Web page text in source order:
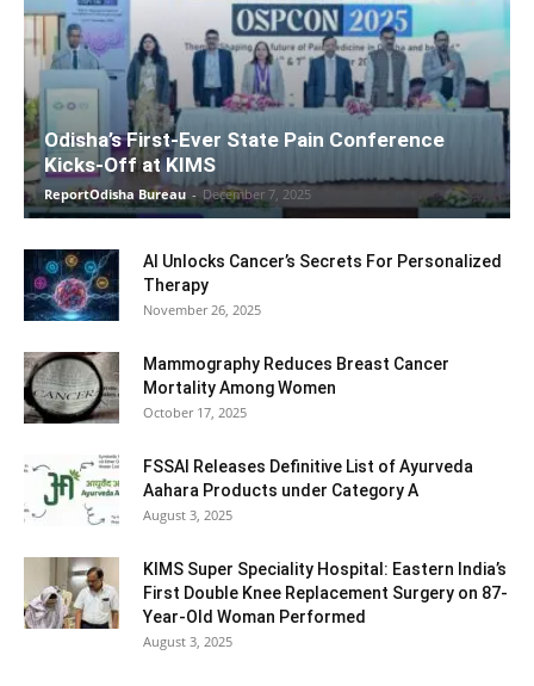
Odisha’s First-Ever State Pain Conference
Kicks-Off at KIMS
ReportOdisha Bureau - December 7, 2025
AI Unlocks Cancer’s Secrets For Personalized
Therapy
November 26, 2025
Mammography Reduces Breast Cancer
Mortality Among Women
October 17, 2025
FSSAI Releases Definitive List of Ayurveda
Aahara Products under Category A
August 3, 2025
KIMS Super Speciality Hospital: Eastern India’s
First Double Knee Replacement Surgery on 87-
Year-Old Woman Performed
August 3, 2025